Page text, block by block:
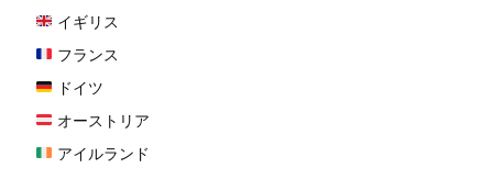
イギリス
フランス
ドイツ
オーストリア
アイルランド